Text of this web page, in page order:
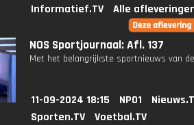
Informatief.TV
Alle
NOS Sportjournaal: Afl. 137
Met het belangrijkste sportnieuws van
11-09-2024 18:15 NPO1
Sporten.TV
Voetbal.TV